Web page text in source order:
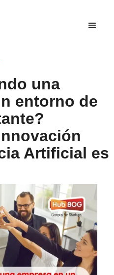
una
entorno de
Artificial es